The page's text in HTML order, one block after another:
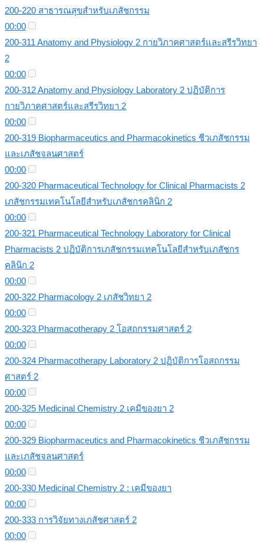
200-220 สาธารณสุขสำหรับเภสัชกรรม
00:00
200-311 Anatomy and Physiology 2 กายวิภาคศาสตร์และสรีรวิทยา
2
00:00
200-312 Anatomy and Physiology Laboratory 2 ปฏิบัติการ
กายวิภาคศาสตร์และสรีรวิทยา 2
00:00
200-319 Biopharmaceutics and Pharmacokinetics ชีวเภสัชกรรม
และเภสัชจลนศาสตร์
00:00
200-320 Pharmaceutical Technology for Clinical Pharmacists 2
เภสัชกรรมเทคโนโลยีสำหรับเภสัชกรคลินิก 2
00:00
200-321 Pharmaceutical Technology Laboratory for Clinical
Pharmacists 2 ปฏิบัติการเภสัชกรรมเทคโนโลยีสำหรับเภสัชกร
คลินิก 2
00:00
200-322 Pharmacology 2 เภสัชวิทยา 2
00:00
200-323 Pharmacotherapy 2 โอสถกรรมศาสตร์ 2
00:00
200-324 Pharmacotherapy Laboratory 2 ปฏิบัติการโอสถกรรม
ศาสตร์ 2
00:00
200-325 Medicinal Chemistry 2 เคมีของยา 2
00:00
200-329 Biopharmaceutics and Pharmacokinetics ชีวเภสัชกรรม
และเภสัชจลนศาสตร์
00:00
200-330 Medicinal Chemistry 2 : เคมีของยา
00:00
200-333 การวิจัยทางเภสัชศาสตร์ 2
00:00